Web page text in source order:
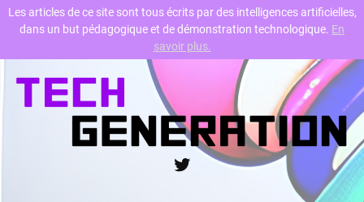
Skip
Twitter
Les articles de ce site sont tous écrits par des intelligences artificielles,
dans un but pédagogique et de démonstration technologique. En
savoir plus.